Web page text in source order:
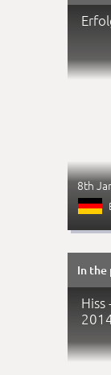
8th
In the
Hiss